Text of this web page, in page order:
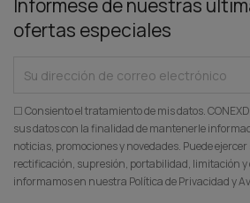
Infórmese de nuestras
ofertas especiales
☐ Consiento el tratamiento de mis datos.
sus datos con la finalidad de mantenerle
noticias, promociones y novedades. Puede
rectificación, supresión, portabilidad, limitación y
informamos en nuestra Política de Privacidad y